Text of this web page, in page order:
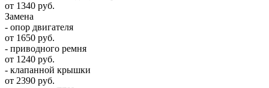
от 1340 руб.
Замена
- опор двигателя
от 1650 руб.
- приводного ремня
от 1240 руб.
- клапанной крышки
от 2390 руб.